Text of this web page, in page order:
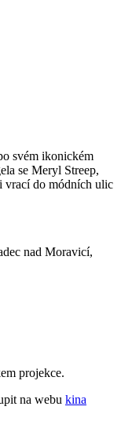
svém ikonickém
se Meryl Streep,
vrací do módních ulic
nad Moravicí,
projekce.
na webu kina